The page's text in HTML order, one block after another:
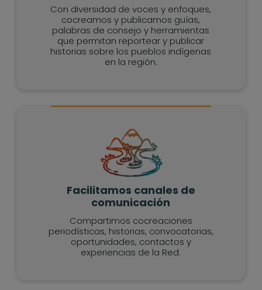
Con diversidad de voces y enfoques,
cocreamos y publicamos guías,
palabras de consejo y herramientas
que permitan reportear y publicar
historias sobre los pueblos indígenas
en la región.
Facilitamos canales de
comunicación
Compartimos cocreaciones
periodísticas, historias, convocatorias,
oportunidades, contactos y
experiencias de la Red.